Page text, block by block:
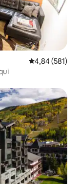
4,84 de uma
4,84 (581)